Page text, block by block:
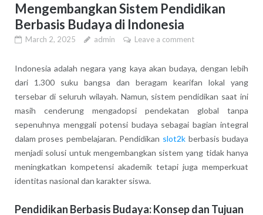
Mengembangkan Sistem Pendidikan
Berbasis Budaya di Indonesia
March 2, 2025 admin Leave a comment
Indonesia adalah negara yang kaya akan budaya, dengan lebih
dari 1.300 suku bangsa dan beragam kearifan lokal yang
tersebar di seluruh wilayah. Namun, sistem pendidikan saat ini
masih cenderung mengadopsi pendekatan global tanpa
sepenuhnya menggali potensi budaya sebagai bagian integral
dalam proses pembelajaran. Pendidikan slot2k berbasis budaya
menjadi solusi untuk mengembangkan sistem yang tidak hanya
meningkatkan kompetensi akademik tetapi juga memperkuat
identitas nasional dan karakter siswa.
Pendidikan Berbasis Budaya: Konsep dan Tujuan